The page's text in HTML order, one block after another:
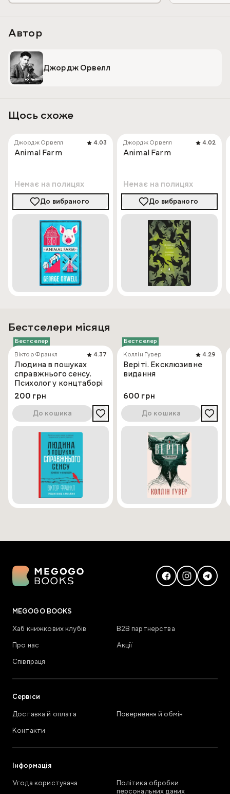
Автор
Джордж Орвелл
Щось схоже
Джордж Орвелл 4.03
Animal Farm
Немає на полицях
До вибраного
Джордж Орвелл 4.02
Animal Farm
Немає на полицях
До вибраного
Бестселери місяця
Бестселер
Віктор Франкл
4.37
Людина в пошуках
справжнього сенсу.
Психолог у концтаборі
200 грн
До кошика
Бестселер
Коллін Гувер
4.29
Веріті. Ексклюзивне
видання
600 грн
До кошика
MEGOGO BOOKS
Хаб книжкових клубів
В2В партнерства
Про нас
Акції
Співпраця
Сервіси
Доставка й оплата
Повернення й обмін
Контакти
Інформація
Угода користувача
Політика обробки
персональних даних